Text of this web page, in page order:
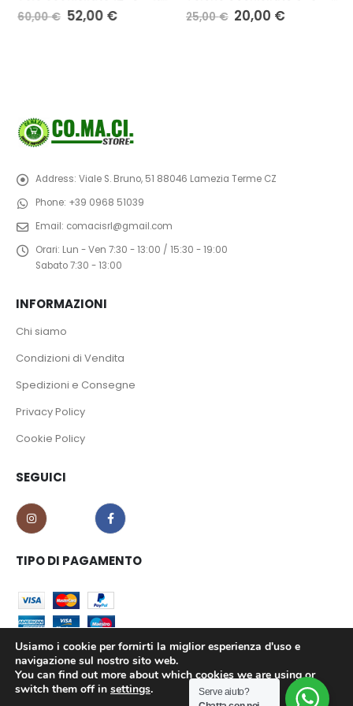
60,00€ Il
prezzo
52,00 €Il
25,00€ Il
prezzo
20,00 €Il
Address: Viale S. Bruno, 51 88046 Lamezia Terme CZ
Phone: +39 0968 51039
Email: comacisrl@gmail.com
Orari: Lun - Ven 7:30 - 13:00 / 15:30 - 19:00
Sabato 7:30 - 13:00
INFORMAZIONI
Chi siamo
Condizioni di Vendita
Spedizioni e Consegne
Privacy Policy
Cookie Policy
SEGUICI
TIPO DI PAGAMENTO
CO.MA.CI S.r.l. - P.iva 02639180799 © 2023. All Rights Reserved.
Usiamo i cookie per fornirti la miglior esperienza d'uso e
navigazione sul nostro sito web.
You can find out more about which cookies we are using or
switch them off in settings.
Serve aiuto?